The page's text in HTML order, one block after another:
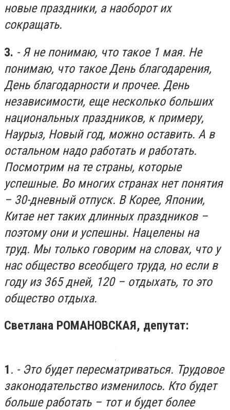
новые праздники, а наоборот их
сокращать.
3. - Я не понимаю, что такое 1 мая. Не
понимаю, что такое День благодарения,
День благодарности и прочее. День
независимости, еще несколько больших
национальных праздников, к примеру,
Наурыз, Новый год, можно оставить. А в
остальном надо работать и работать.
Посмотрим на те страны, которые
успешные. Во многих странах нет понятия
– 30-дневный отпуск. В Корее, Японии,
Китае нет таких длинных праздников –
поэтому они и успешны. Нацелены на
труд. Мы только говорим на словах, что у
нас общество всеобщего труда, но если в
году из 365 дней, 120 – отдыхать, то это
общество отдыха.
Светлана РОМАНОВСКАЯ, депутат:
1. - Это будет пересматриваться. Трудовое
законодательство изменилось. Кто будет
больше работать – тот и будет более